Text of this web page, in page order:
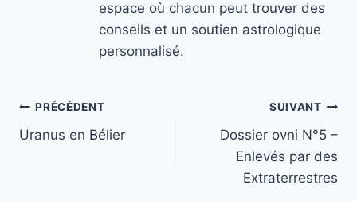
espace où chacun peut trouver des
conseils et un soutien astrologique
personnalisé.
Navigation
de
PRÉCÉDENT
Uranus en Bélier
SUIVANT
Dossier ovni N°5 –
Enlevés par des
Extraterrestres